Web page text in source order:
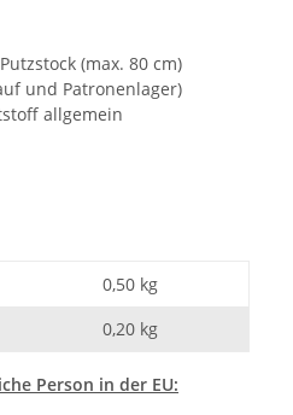
(max. 80 cm)
und Patronenlager)
allgemein
0,50 kg
0,20 kg
Person in der EU: